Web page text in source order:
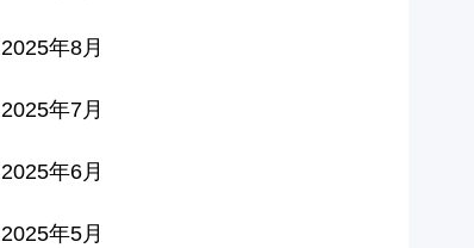
2025年8月
2025年7月
2025年6月
2025年5月